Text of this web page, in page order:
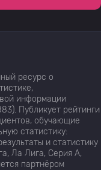
ресурс о
информации
Публикует рейтинги
обучающие
статистику:
и статистику
Ла Лига, Серия А,
партнёром